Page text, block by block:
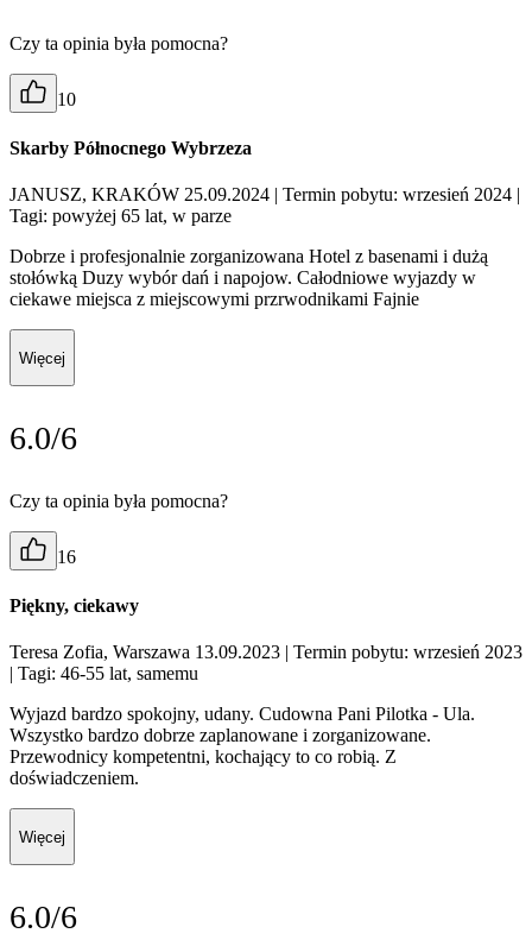
Czy ta opinia była pomocna?
10
Skarby Północnego Wybrzeza
JANUSZ, KRAKÓW 25.09.2024 | Termin pobytu: wrzesień 2024 |
Tagi: powyżej 65 lat, w parze
Dobrze i profesjonalnie zorganizowana Hotel z basenami i dużą
stołówką Duzy wybór dań i napojow. Całodniowe wyjazdy w
ciekawe miejsca z miejscowymi przrwodnikami Fajnie
Więcej
6.0/6
Czy ta opinia była pomocna?
16
Piękny, ciekawy
Teresa Zofia, Warszawa 13.09.2023 | Termin pobytu: wrzesień 2023
| Tagi: 46-55 lat, samemu
Wyjazd bardzo spokojny, udany. Cudowna Pani Pilotka - Ula.
Wszystko bardzo dobrze zaplanowane i zorganizowane.
Przewodnicy kompetentni, kochający to co robią. Z
doświadczeniem.
Więcej
6.0/6